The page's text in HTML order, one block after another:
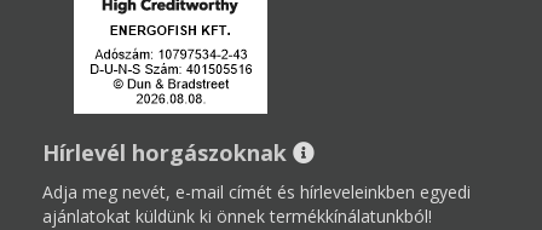
Hírlevél horgászoknak
Adja meg nevét, e-mail címét és hírleveleinkben egyedi
ajánlatokat küldünk ki önnek termékkínálatunkból!